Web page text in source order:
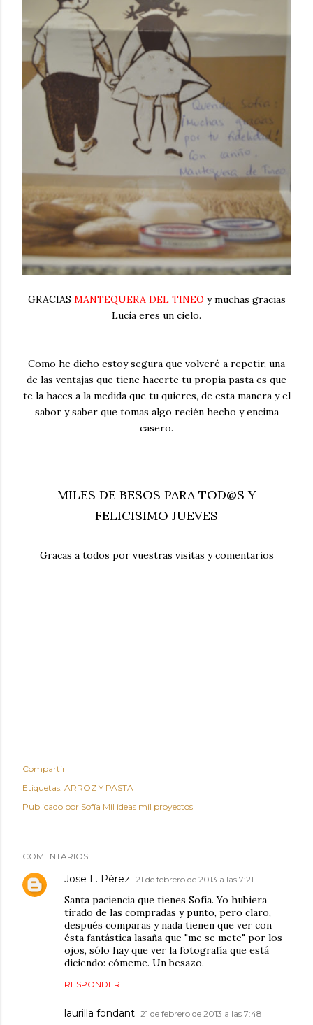
GRACIAS MANTEQUERA DEL TINEO y muchas gracias
Lucía eres un cielo.
Como he dicho estoy segura que volveré a repetir, una
de las ventajas que tiene hacerte tu propia pasta es que
te la haces a la medida que tu quieres, de esta manera y el
sabor y saber que tomas algo recién hecho y encima
casero.
MILES DE BESOS PARA TOD@S Y
FELICISIMO JUEVES
Gracas a todos por vuestras visitas y comentarios
Compartir
Etiquetas: ARROZ Y PASTA
Publicado por Sofía Mil ideas mil proyectos
COMENTARIOS
Jose L. Pérez 21 de febrero de 2013 a las 7:21
Santa paciencia que tienes Sofía. Yo hubiera
tirado de las compradas y punto, pero claro,
después comparas y nada tienen que ver con
ésta fantástica lasaña que "me se mete" por los
ojos, sólo hay que ver la fotografía que está
diciendo: cómeme. Un besazo.
RESPONDER
laurilla fondant 21 de febrero de 2013 a las 7:48